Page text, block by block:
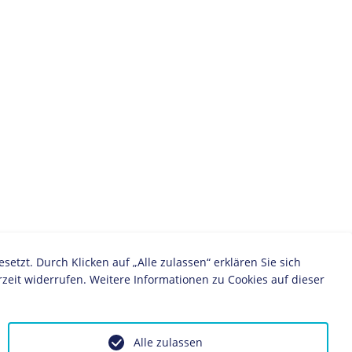
Durch Klicken auf „Alle zulassen“ erklären Sie sich
widerrufen. Weitere Informationen zu Cookies auf dieser
Alle zulassen